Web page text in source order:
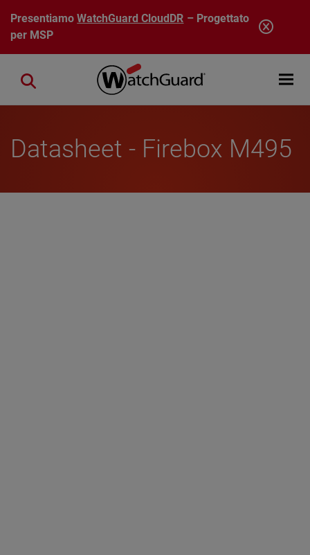
Salta al contenuto principale
PresentiamoWatchGuard CloudDR – Progettato
per MSP
Open
Close search
Datasheet - Firebox M495